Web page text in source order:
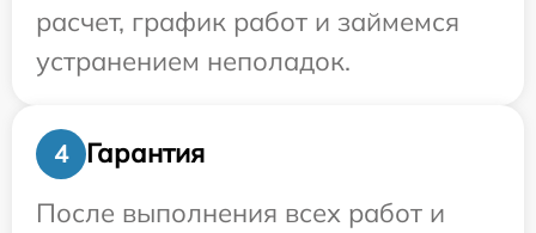
расчет, график работ и займемся
устранением неполадок.
4
Гарантия
После выполнения всех работ и